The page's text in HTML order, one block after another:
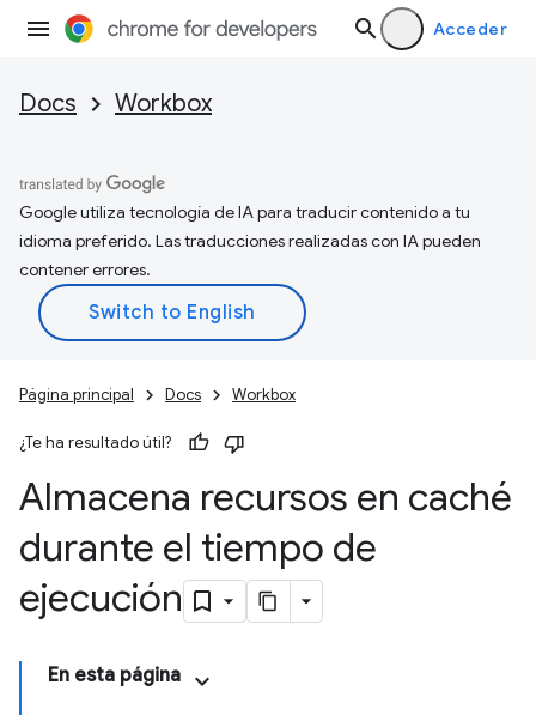
Acceder
Docs Workbox
Google utiliza tecnología de IA para traducir contenido a tu
idioma preferido. Las traducciones realizadas con IA pueden
contener errores.
Página principal Docs Workbox
¿Te ha resultado útil?
Almacena recursos en caché
durante el tiempo de
ejecución
En esta página